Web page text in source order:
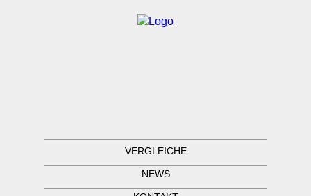
VERGLEICHE
NEWS